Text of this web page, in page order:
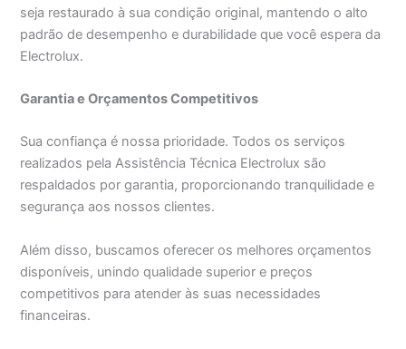
seja restaurado à sua condição original, mantendo o alto
padrão de desempenho e durabilidade que você espera da
Electrolux.
Garantia e Orçamentos Competitivos
Sua confiança é nossa prioridade. Todos os serviços
realizados pela Assistência Técnica Electrolux são
respaldados por garantia, proporcionando tranquilidade e
segurança aos nossos clientes.
Além disso, buscamos oferecer os melhores orçamentos
disponíveis, unindo qualidade superior e preços
competitivos para atender às suas necessidades
financeiras.